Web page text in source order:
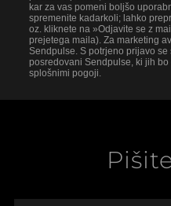
kar za vas pomeni boljšo
spremenite kadarkoli; lahko
oz. kliknete na »Odjavite se z
prejetega maila). Za marketing
Sendpulse. S potrjeno prijavo
posredovani Sendpulse, ki jih
splošnimi pogoji.